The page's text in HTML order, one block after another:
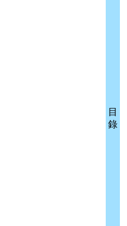
目
錄